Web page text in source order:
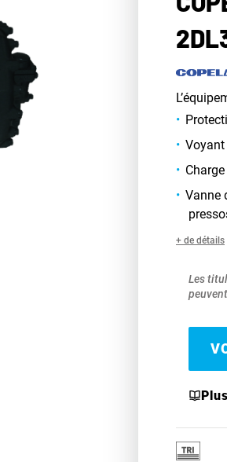
Voyant
Vanne
+ de détails
Les